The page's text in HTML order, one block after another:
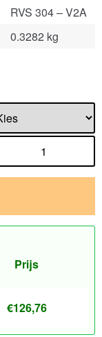
RVS 304 – V2A
0.3282 kg
Prijs
€126,76